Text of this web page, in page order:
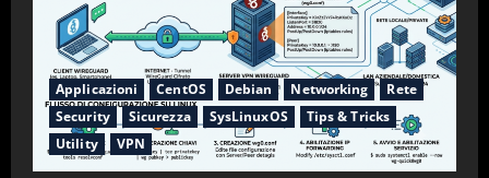
Applicazioni CentOS Debian Networking
Rete
Security
Sicurezza SysLinuxOS
Tips & Tricks
Utility
VPN